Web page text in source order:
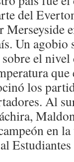
del
Un agobio
el
los
Al
en